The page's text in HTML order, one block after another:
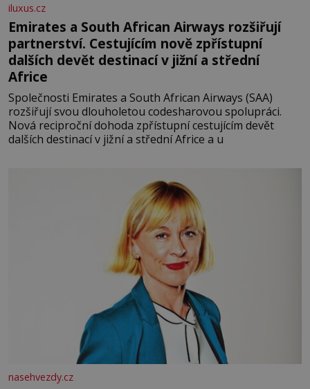
iluxus.cz
Emirates a South African Airways rozšiřují
partnerství. Cestujícím nově zpřístupní
dalších devět destinací v jižní a střední
Africe
Společnosti Emirates a South African Airways (SAA)
rozšiřují svou dlouholetou codesharovou spolupráci.
Nová reciproční dohoda zpřístupní cestujícím devět
dalších destinací v jižní a střední Africe a u
nasehvezdy.cz